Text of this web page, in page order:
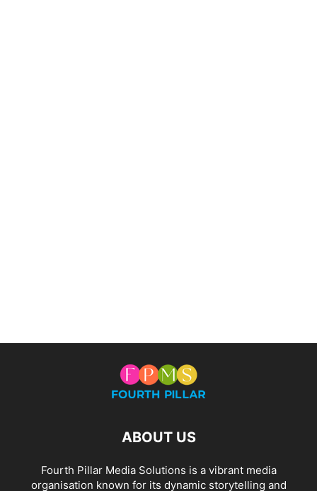
ABOUT US
Fourth Pillar Media Solutions is a vibrant media
organisation known for its dynamic storytelling and